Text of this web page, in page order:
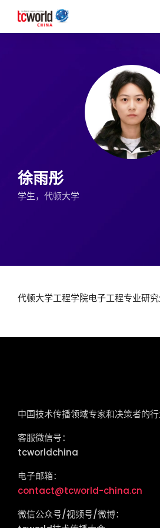
徐雨彤
学生，代顿大学
代顿大学工程学院电子工程专业研
中国技术传播领域专家和决策者的
客服微信号：
tcworldchina
电子邮箱：
contact@tcworld-china.cn
微信公众号/视频号/微博：